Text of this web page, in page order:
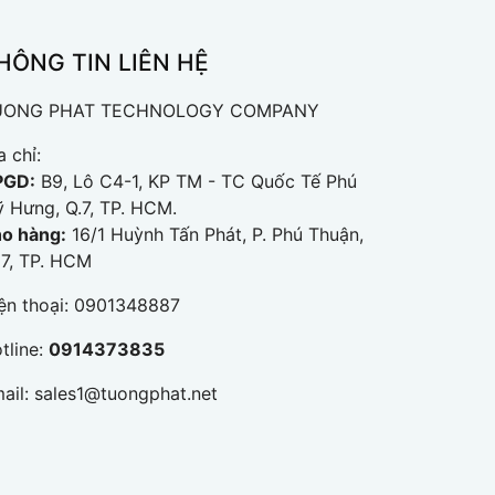
TIN LIÊN HỆ
PHAT TECHNOLOGY COMPANY
chỉ:
B9, Lô C4-1, KP TM - TC Quốc Tế Phú
Hưng, Q.7, TP. HCM.
hàng: 16/1 Huỳnh Tấn Phát, P. Phú Thuận,
TP. HCM
thoại: 0901348887
0914373835
sales1@tuongphat.net